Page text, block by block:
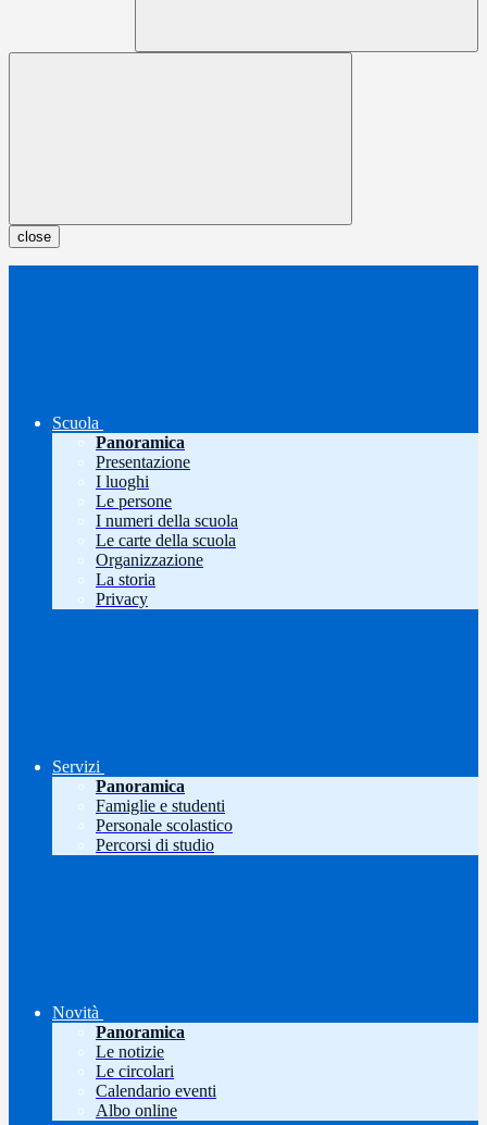
close
Scuola
Panoramica
Presentazione
I luoghi
Le persone
I numeri della scuola
Le carte della scuola
Organizzazione
La storia
Privacy
Servizi
Panoramica
Famiglie e studenti
Personale scolastico
Percorsi di studio
Novità
Panoramica
Le notizie
Le circolari
Calendario eventi
Albo online